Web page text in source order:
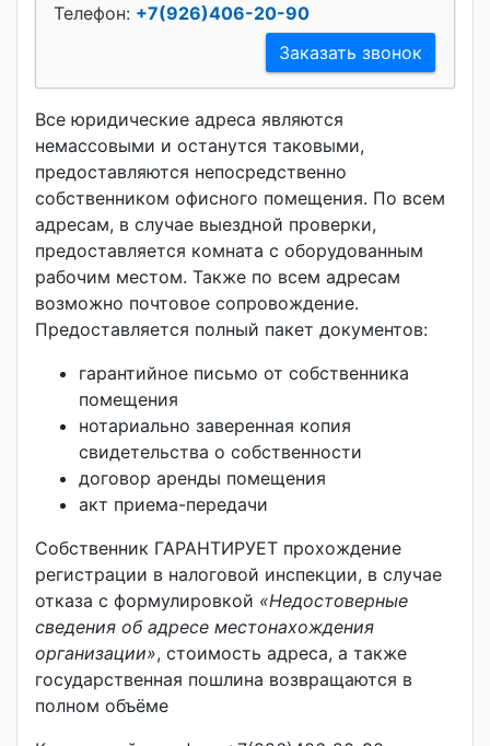
Телефон: +7(926)406-20-90
Заказать звонок
Все юридические адреса являются
немассовыми и останутся таковыми,
предоставляются непосредственно
собственником офисного помещения. По всем
адресам, в случае выездной проверки,
предоставляется комната с оборудованным
рабочим местом. Также по всем адресам
возможно почтовое сопровождение.
Предоставляется полный пакет документов:
гарантийное письмо от собственника
помещения
нотариально заверенная копия
свидетельства о собственности
договор аренды помещения
акт приема-передачи
Собственник ГАРАНТИРУЕТ прохождение
регистрации в налоговой инспекции, в случае
отказа с формулировкой «Недостоверные
сведения об адресе местонахождения
организации», стоимость адреса, а также
государственная пошлина возвращаются в
полном объёме